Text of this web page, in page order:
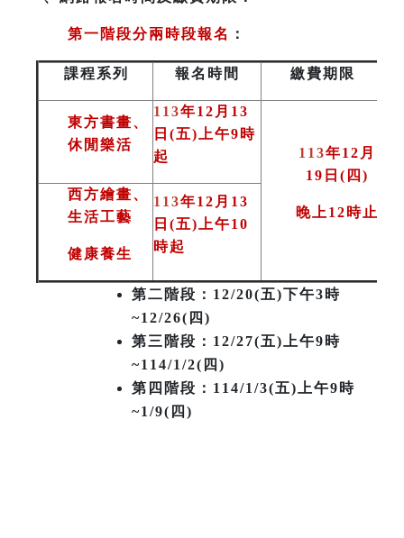
第一階段分兩時段報名 ：
課程系列 報名時間 繳費期限
東方書畫、
休閒樂活
113年12月13
日(五)上午9時
起
113年12月
19日(四)
晚上12時止
西方繪畫、
生活工藝
健康養生
113年12月13
日(五)上午10
時起
第二階段 ：12/20(五)下午3時
~12/26(四)
第三階段 ：12/27(五)上午9時
~114/1/2(四)
第四階段：114/1/3(五)上午9時
~1/9(四)